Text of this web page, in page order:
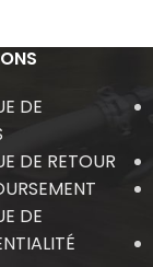
DE
DE RETOUR
DE